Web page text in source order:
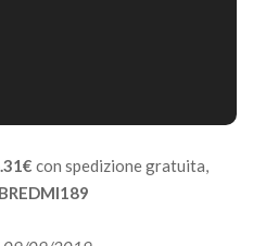
con spedizione gratuita,